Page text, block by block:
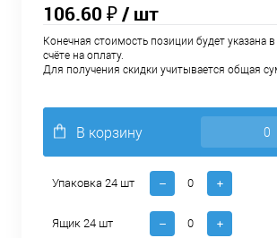
106.60 ₽/ шт
Конечная стоимость позиции будет указана
счёте на оплату.
Для получения скидки учитывается общая
В корзину
Упаковка 24 шт
Ящик 24 шт